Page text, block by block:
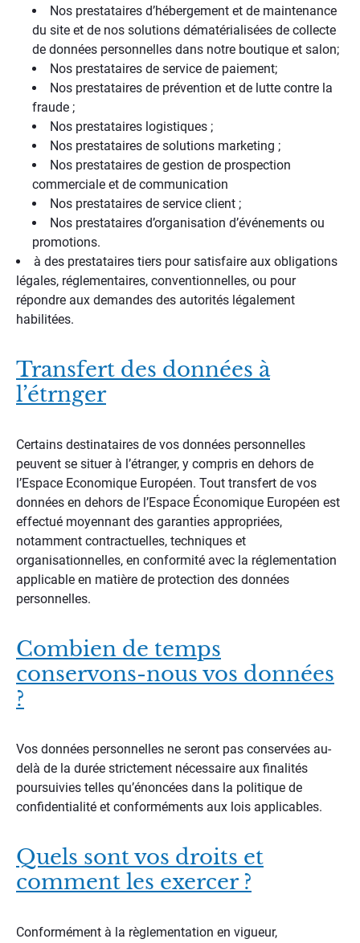
Nos prestataires d’hébergement et de maintenance
du site et de nos solutions dématérialisées de collecte
de données personnelles dans notre boutique et salon;
Nos prestataires de service de paiement;
Nos prestataires de prévention et de lutte contre la
fraude ;
Nos prestataires logistiques ;
Nos prestataires de solutions marketing ;
Nos prestataires de gestion de prospection
commerciale et de communication
Nos prestataires de service client ;
Nos prestataires d’organisation d’événements ou
promotions.
à des prestataires tiers pour satisfaire aux obligations
légales, réglementaires, conventionnelles, ou pour
répondre aux demandes des autorités légalement
habilitées.
Transfert des données à
l’étrnger
Certains destinataires de vos données personnelles
peuvent se situer à l’étranger, y compris en dehors de
l’Espace Economique Européen. Tout transfert de vos
données en dehors de l’Espace Économique Européen est
effectué moyennant des garanties appropriées,
notamment contractuelles, techniques et
organisationnelles, en conformité avec la réglementation
applicable en matière de protection des données
personnelles.
Combien de temps
conservons-nous vos données
?
Vos données personnelles ne seront pas conservées au-
delà de la durée strictement nécessaire aux finalités
poursuivies telles qu’énoncées dans la politique de
confidentialité et conforméments aux lois applicables.
Quels sont vos droits et
comment les exercer ?
Conformément à la règlementation en vigueur,